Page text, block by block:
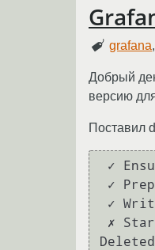
grafana,
Добрый
версию
Поставил
✓
✓
✓
✗